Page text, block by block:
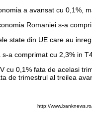
a avansat cu 0,1%,
Romaniei s-a
state din UE care au
a comprimat cu 2,3% in
cu 0,1% fata de acelasi
de trimestrul al treilea
http://